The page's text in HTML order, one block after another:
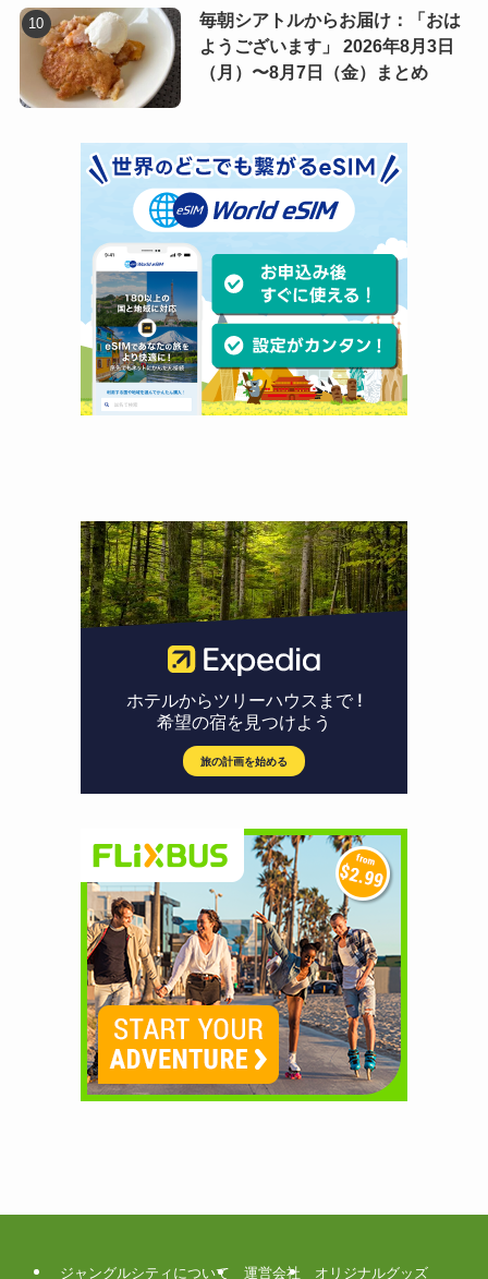
毎朝シアトルからお届け：「おは
ようございます」 2026年8月3日
（月）〜8月7日（金）まとめ
ジャングルシティについて 運営会社 オリジナルグッズ